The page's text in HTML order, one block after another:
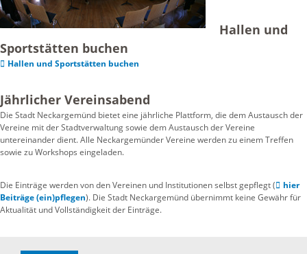
Hallen und
Sportstätten buchen
Hallen und Sportstätten buchen
Jährlicher Vereinsabend
Die Stadt Neckargemünd bietet eine jährliche Plattform, die dem Austausch der
Vereine mit der Stadtverwaltung sowie dem Austausch der Vereine
untereinander dient. Alle Neckargemünder Vereine werden zu einem Treffen
sowie zu Workshops eingeladen.
Die Einträge werden von den Vereinen und Institutionen selbst gepflegt (
hier
Beiträge (ein)pflegen). Die Stadt Neckargemünd übernimmt keine Gewähr für
Aktualität und Vollständigkeit der Einträge.